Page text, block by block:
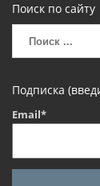
Поиск по сайту
Подписка
Email*